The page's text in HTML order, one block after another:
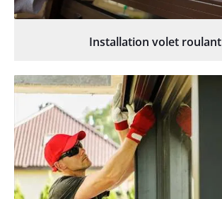
Installation volet roulant